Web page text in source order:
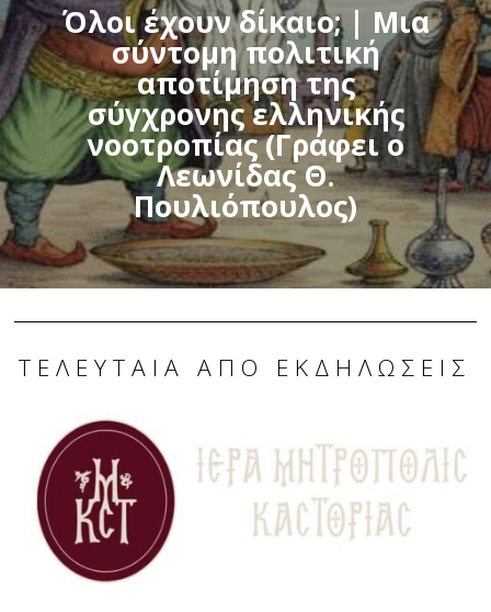
Όλοι έχουν δίκαιο; | Μια
σύντομη πολιτική
αποτίμηση της
σύγχρονης ελληνικής
νοοτροπίας (Γράφει ο
Λεωνίδας Θ.
Πουλιόπουλος)
ΤΕΛΕΥΤΑΊΑ ΑΠΌ ΕΚΔΗΛΏΣΕΙΣ